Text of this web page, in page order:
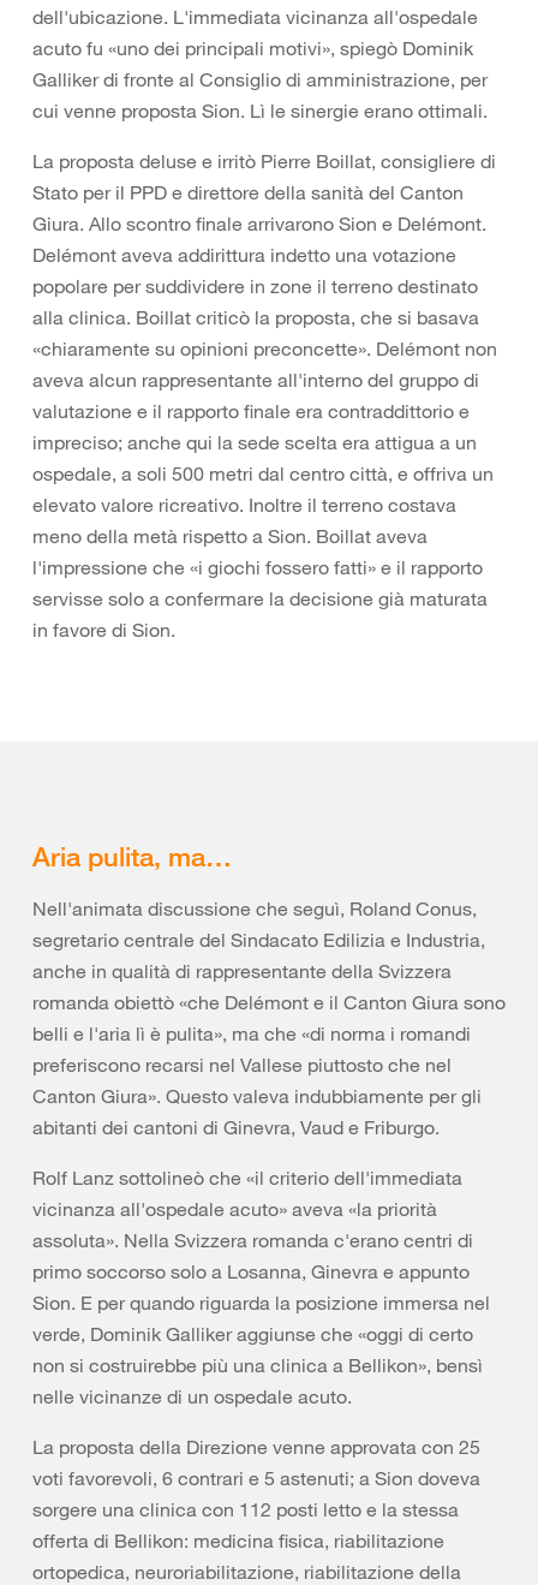
dell'ubicazione. L'immediata vicinanza all'ospedale
acuto fu «uno dei principali motivi», spiegò Dominik
Galliker di fronte al Consiglio di amministrazione, per
cui venne proposta Sion. Lì le sinergie erano ottimali.
La proposta deluse e irritò Pierre Boillat, consigliere di
Stato per il PPD e direttore della sanità del Canton
Giura. Allo scontro finale arrivarono Sion e Delémont.
Delémont aveva addirittura indetto una votazione
popolare per suddividere in zone il terreno destinato
alla clinica. Boillat criticò la proposta, che si basava
«chiaramente su opinioni preconcette». Delémont non
aveva alcun rappresentante all'interno del gruppo di
valutazione e il rapporto finale era contraddittorio e
impreciso; anche qui la sede scelta era attigua a un
ospedale, a soli 500 metri dal centro città, e offriva un
elevato valore ricreativo. Inoltre il terreno costava
meno della metà rispetto a Sion. Boillat aveva
l'impressione che «i giochi fossero fatti» e il rapporto
servisse solo a confermare la decisione già maturata
in favore di Sion.
Aria pulita, ma…
Nell'animata discussione che seguì, Roland Conus,
segretario centrale del Sindacato Edilizia e Industria,
anche in qualità di rappresentante della Svizzera
romanda obiettò «che Delémont e il Canton Giura sono
belli e l'aria lì è pulita», ma che «di norma i romandi
preferiscono recarsi nel Vallese piuttosto che nel
Canton Giura». Questo valeva indubbiamente per gli
abitanti dei cantoni di Ginevra, Vaud e Friburgo.
Rolf Lanz sottolineò che «il criterio dell'immediata
vicinanza all'ospedale acuto» aveva «la priorità
assoluta». Nella Svizzera romanda c'erano centri di
primo soccorso solo a Losanna, Ginevra e appunto
Sion. E per quando riguarda la posizione immersa nel
verde, Dominik Galliker aggiunse che «oggi di certo
non si costruirebbe più una clinica a Bellikon», bensì
nelle vicinanze di un ospedale acuto.
La proposta della Direzione venne approvata con 25
voti favorevoli, 6 contrari e 5 astenuti; a Sion doveva
sorgere una clinica con 112 posti letto e la stessa
offerta di Bellikon: medicina fisica, riabilitazione
ortopedica, neuroriabilitazione, riabilitazione della